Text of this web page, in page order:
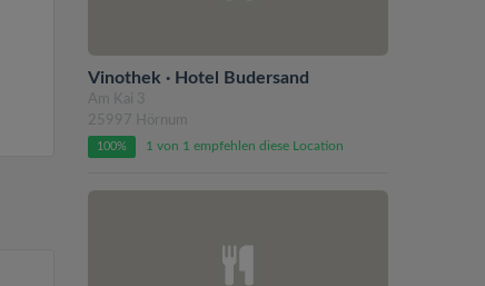
Vinothek · Hotel Budersand
Am Kai 3
25997 Hörnum
100% 1 von 1 empfehlen diese Location